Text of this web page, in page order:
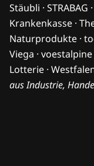
Stäubli · STRABAG
Krankenkasse ·
Naturprodukte ·
Viega ·
Lotterie ·
aus Industrie,